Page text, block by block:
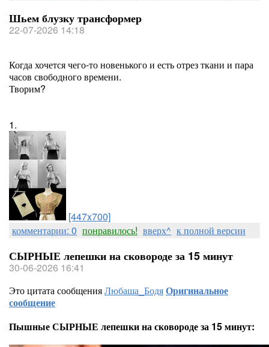
Шьем блузку трансформер
22-07-2026 14:18
Когда хочется чего-то новенького и есть отрез ткани и пара
часов свободного времени.
Творим?
1.
[447x700]
комментарии: 0 понравилось! вверх^ к полной версии
СЫРНЫЕ лепешки на сковороде за 15 минут
30-06-2026 16:41
Это цитата сообщенияЛюбаша_БодяОригинальное
сообщение
Пышные СЫРНЫЕ лепешки на сковороде за 15 минут: